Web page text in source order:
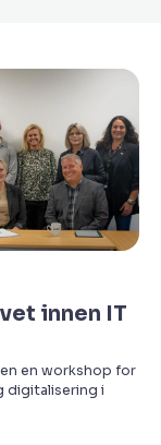
innen IT
en workshop for
digitalisering i